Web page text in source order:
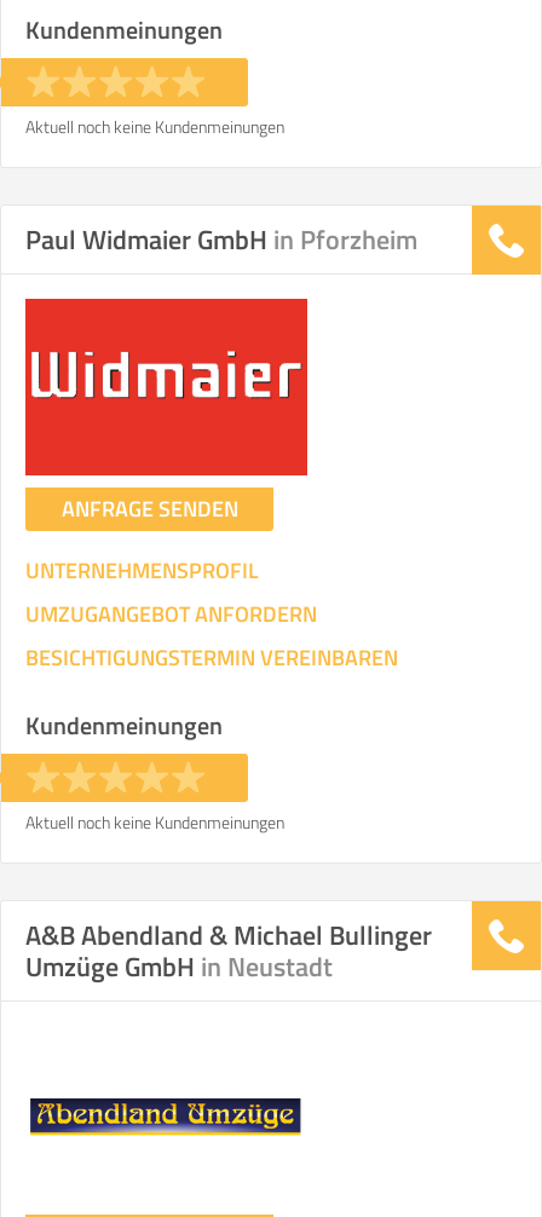
Stunden Stunden
KOSTENSCHÄTZUNG:
ICH WILL SELBST UMZIEHEN
Mit Umzugsunternehmen
Mitarbeiter Zeit pro Mitarbeiter Gesamt-Arbeitszeit
KOSTENSCHÄTZUNG:
ICH MÖCHTE ANGEBOTE ANFORDERN
SO ERRECHNET SICH DIE KOSTENSCHÄTZUNG
Kundenmeinungen
Aktuell noch keine Kundenmeinungen
Paul Widmaier GmbH in Pforzheim
ANFRAGE SENDEN
UNTERNEHMENSPROFIL
UMZUGANGEBOT ANFORDERN
BESICHTIGUNGSTERMIN VEREINBAREN
Kundenmeinungen
Aktuell noch keine Kundenmeinungen
A&B Abendland & Michael Bullinger
Umzüge GmbH in Neustadt